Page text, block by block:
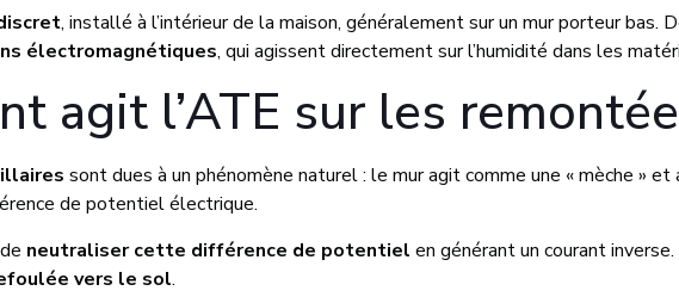
, installé à l’intérieur de la maison, généralement sur un mur porteur bas.
électromagnétiques, qui agissent directement sur l’humidité dans les
agit l’ATE sur les
sont dues à un phénomène naturel : le mur agit comme une « mèche »
de potentiel électrique.
neutraliser cette différence de potentiel en générant un courant
vers le sol.